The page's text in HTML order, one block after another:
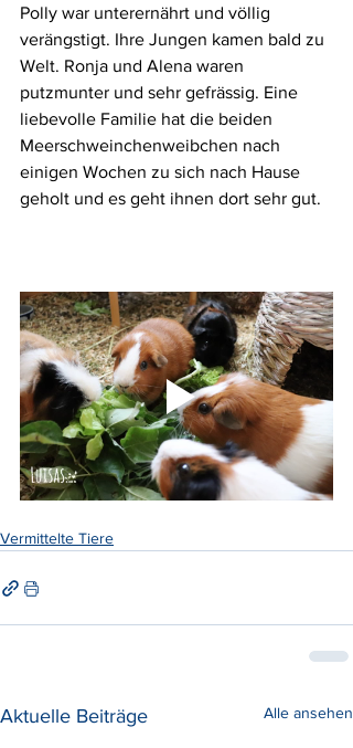
Polly war unterernährt und völlig
verängstigt. Ihre Jungen kamen bald zu
Welt. Ronja und Alena waren
putzmunter und sehr gefrässig. Eine
liebevolle Familie hat die beiden
Meerschweinchenweibchen nach
einigen Wochen zu sich nach Hause
geholt und es geht ihnen dort sehr gut.
Vermittelte Tiere
Aktuelle Beiträge Alle ansehen